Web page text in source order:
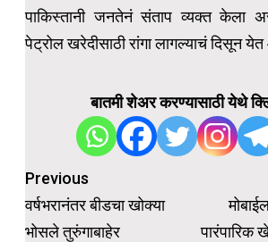
पाकिस्तानी जनतेनं संताप व्यक्त केला
पेट्रोल खरेदीसाठी रांगा लागल्याचं दिसून
बातमी शेअर करण्यासाठी येथे
Post
navigation
Previous
वर्षभरानंतर बीडचा खोक्या
भोसले तुरुंगाबाहेर
पारंपारिक